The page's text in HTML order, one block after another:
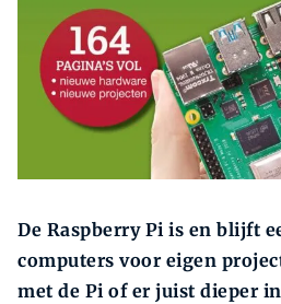
Zoeken
De Raspberry Pi is en blijft
computers voor eigen
met de Pi of er juist dieper